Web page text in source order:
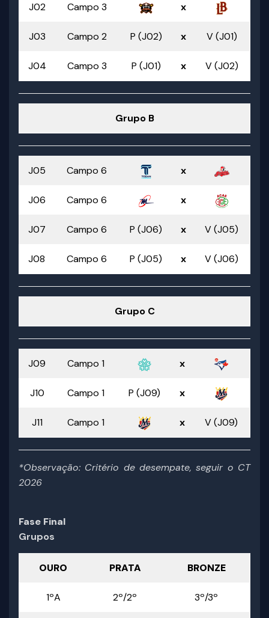
J02 Campo 3 x
J03 Campo 2 P (J02) x V (J01)
J04 Campo 3 P (J01) x V (J02)
Grupo B
J05 Campo 6 x
J06 Campo 6 x
J07 Campo 6 P (J06) x V (J05)
J08 Campo 6 P (J05) x V (J06)
Grupo C
J09 Campo 1 x
J10 Campo 1 P (J09) x
J11 Campo 1 x V (J09)
*Observação: Critério de desempate, seguir o CT
2026
Fase Final
Grupos
OURO PRATA BRONZE
1ºA 2º/2º 3º/3º